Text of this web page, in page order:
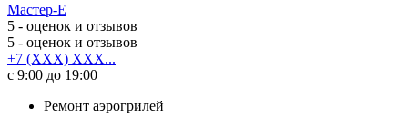
Мастер-Е
5 - оценок и отзывов
5 - оценок и отзывов
+7 (XXX) XXX...
с 9:00 до 19:00
Ремонт аэрогрилей